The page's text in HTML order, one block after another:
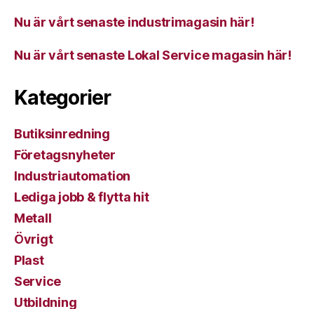
Nu är vårt senaste industrimagasin här!
Nu är vårt senaste Lokal Service magasin här!
Kategorier
Butiksinredning
Företagsnyheter
Industriautomation
Lediga jobb & flytta hit
Metall
Övrigt
Plast
Service
Utbildning